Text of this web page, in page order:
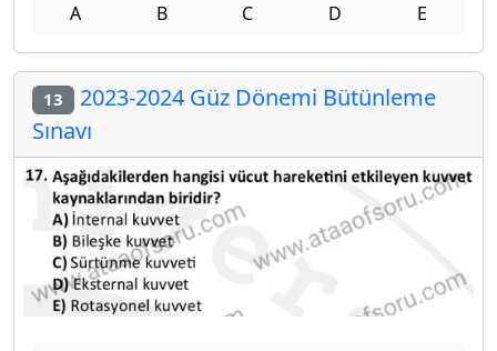
A B C D E
13 2023-2024 Güz Dönemi Bütünleme
Sınavı